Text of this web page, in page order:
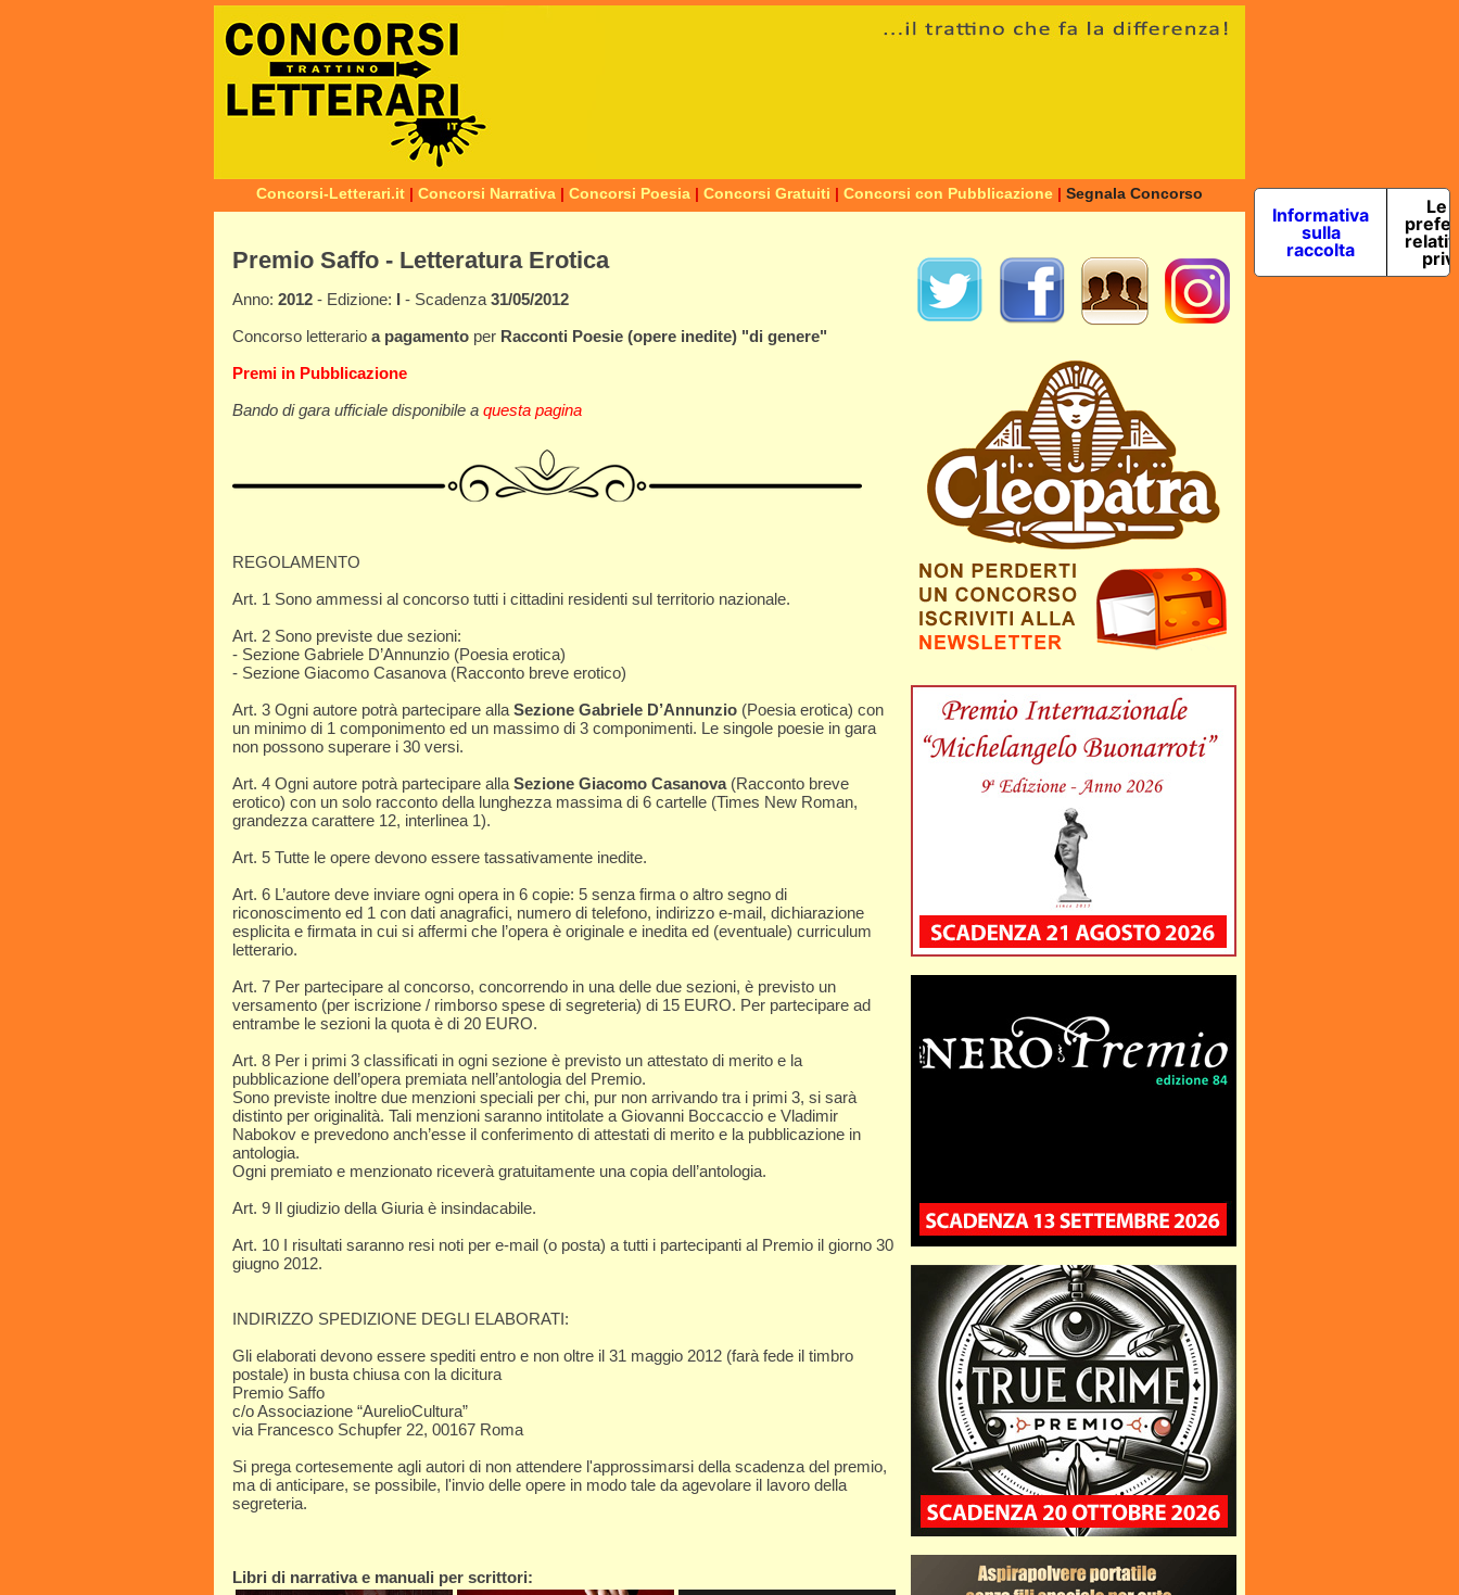
Concorsi-Letterari.it | Concorsi Narrativa | Concorsi Poesia | Concorsi Gratuiti | Concorsi con Pubblicazione | Segnala Concorso
Premio Saffo - Letteratura Erotica
Anno: 2012 - Edizione: - Scadenza31/05/2012
Concorso letterario a pagamento per Racconti Poesie (opere inedite) "di genere"
Premi in Pubblicazione
Bando di gara ufficiale disponibile a questa pagina
REGOLAMENTO
Art. 1 Sono ammessi al concorso tutti i cittadini residenti sul territorio nazionale.
Art. 2 Sono previste due sezioni:
- Sezione Gabriele D’Annunzio (Poesia erotica)
- Sezione Giacomo Casanova (Racconto breve erotico)
Art. 3 Ogni autore potrà partecipare allaSezione Gabriele D’Annunzio (Poesia erotica) con
un minimo di 1 componimento ed un massimo di 3 componimenti. Le singole poesie in gara
non possono superare i 30 versi.
Art. 4 Ogni autore potrà partecipare allaSezione Giacomo Casanova(Racconto breve
erotico) con un solo racconto della lunghezza massima di 6 cartelle (Times New Roman,
grandezza carattere 12, interlinea 1).
Art. 5 Tutte le opere devono essere tassativamente inedite.
Art. 6 L’autore deve inviare ogni opera in 6 copie: 5 senza firma o altro segno di
riconoscimento ed 1 con dati anagrafici, numero di telefono, indirizzo e-mail, dichiarazione
esplicita e firmata in cui si affermi che l’opera è originale e inedita ed (eventuale) curriculum
letterario.
Art. 7 Per partecipare al concorso, concorrendo in una delle due sezioni, è previsto un
versamento (per iscrizione / rimborso spese di segreteria) di 15 EURO. Per partecipare ad
entrambe le sezioni la quota è di 20 EURO.
Art. 8 Per i primi 3 classificati in ogni sezione è previsto un attestato di merito e la
pubblicazione dell’opera premiata nell’antologia del Premio.
Sono previste inoltre due menzioni speciali per chi, pur non arrivando tra i primi 3, si sarà
distinto per originalità. Tali menzioni saranno intitolate a Giovanni Boccaccio e Vladimir
Nabokov e prevedono anch’esse il conferimento di attestati di merito e la pubblicazione in
antologia.
Ogni premiato e menzionato riceverà gratuitamente una copia dell’antologia.
Art. 9 Il giudizio della Giuria è insindacabile.
Art. 10 I risultati saranno resi noti per e-mail (o posta) a tutti i partecipanti al Premio il giorno 30
giugno 2012.
INDIRIZZO SPEDIZIONE DEGLI ELABORATI:
Gli elaborati devono essere spediti entro e non oltre il 31 maggio 2012 (farà fede il timbro
postale) in busta chiusa con la dicitura
Premio Saffo
c/o Associazione “AurelioCultura”
via Francesco Schupfer 22, 00167 Roma
Si prega cortesemente agli autori di non attendere l'approssimarsi della scadenza del premio,
ma di anticipare, se possibile, l'invio delle opere in modo tale da agevolare il lavoro della
segreteria.
Libri di narrativa e manuali per scrittori:
Informativa
sulla
raccolta
Le